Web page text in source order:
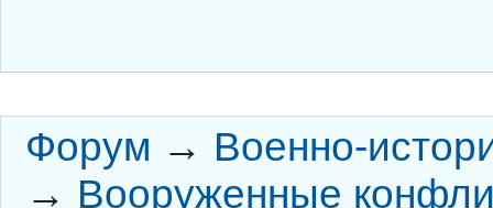
Форум → Военно-
→ Вооруженные